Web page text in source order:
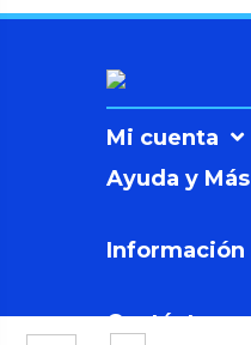
Mi cuenta
Ayuda y Más
Información
Contáctanos